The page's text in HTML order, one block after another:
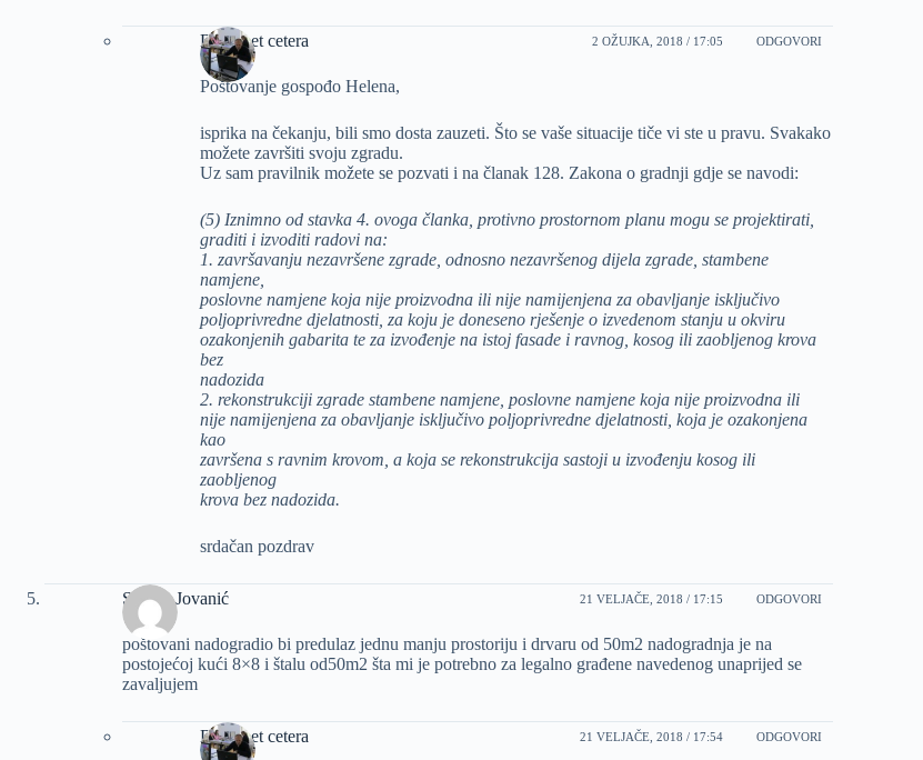
Dizajn et cetera 2 OŽUJKA, 2018 / 17:05 ODGOVORI
Poštovanje gospođo Helena,
isprika na čekanju, bili smo dosta zauzeti. Što se vaše situacije tiče vi ste u pravu. Svakako
možete završiti svoju zgradu.
Uz sam pravilnik možete se pozvati i na članak 128. Zakona o gradnji gdje se navodi:
(5) Iznimno od stavka 4. ovoga članka, protivno prostornom planu mogu se projektirati,
graditi i izvoditi radovi na:
1. završavanju nezavršene zgrade, odnosno nezavršenog dijela zgrade, stambene
namjene,
poslovne namjene koja nije proizvodna ili nije namijenjena za obavljanje isključivo
poljoprivredne djelatnosti, za koju je doneseno rješenje o izvedenom stanju u okviru
ozakonjenih gabarita te za izvođenje na istoj fasade i ravnog, kosog ili zaobljenog krova
bez
nadozida
2. rekonstrukciji zgrade stambene namjene, poslovne namjene koja nije proizvodna ili
nije namijenjena za obavljanje isključivo poljoprivredne djelatnosti, koja je ozakonjena
kao
završena s ravnim krovom, a koja se rekonstrukcija sastoji u izvođenju kosog ili
zaobljenog
krova bez nadozida.
srdačan pozdrav
Slavko Jovanić 21 VELJAČE, 2018 / 17:15 ODGOVORI
poštovani nadogradio bi predulaz jednu manju prostoriju i drvaru od 50m2 nadogradnja je na
postojećoj kući 8×8 i štalu od50m2 šta mi je potrebno za legalno građene navedenog unaprijed se
zavaljujem
Dizajn et cetera 21 VELJAČE, 2018 / 17:54 ODGOVORI